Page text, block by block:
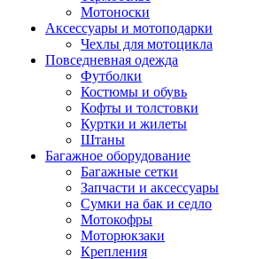
Мотоноски
Аксессуары и мотоподарки
Чехлы для мотоцикла
Повседневная одежда
Футболки
Костюмы и обувь
Кофты и толстовки
Куртки и жилеты
Штаны
Багажное оборудование
Багажные сетки
Запчасти и аксессуары
Сумки на бак и седло
Мотокофры
Моторюкзаки
Крепления